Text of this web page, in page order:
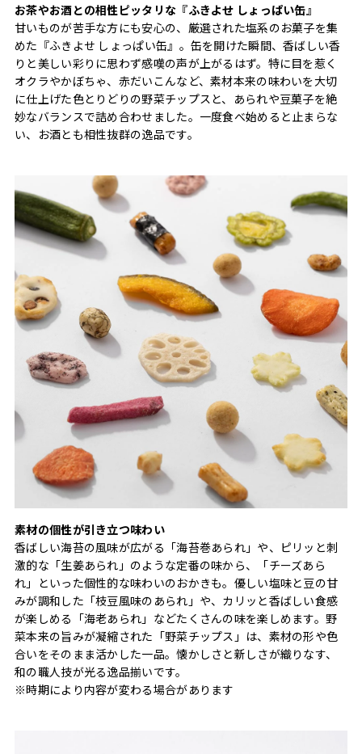
お茶やお酒との相性ピッタリな『ふきよせ しょっぱい缶』
甘いものが苦手な方にも安心の、厳選された塩系のお菓子を集
めた『ふきよせ しょっぱい缶』。缶を開けた瞬間、香ばしい香
りと美しい彩りに思わず感嘆の声が上がるはず。特に目を惹く
オクラやかぼちゃ、赤だいこんなど、素材本来の味わいを大切
に仕上げた色とりどりの野菜チップスと、あられや豆菓子を絶
妙なバランスで詰め合わせました。一度食べ始めると止まらな
い、お酒とも相性抜群の逸品です。
素材の個性が引き立つ味わい
香ばしい海苔の風味が広がる「海苔巻あられ」や、ピリッと刺
激的な「生姜あられ」のような定番の味から、「チーズあら
れ」といった個性的な味わいのおかきも。優しい塩味と豆の甘
みが調和した「枝豆風味のあられ」や、カリッと香ばしい食感
が楽しめる「海老あられ」などたくさんの味を楽しめます。野
菜本来の旨みが凝縮された「野菜チップス」は、素材の形や色
合いをそのまま活かした一品。懐かしさと新しさが織りなす、
和の職人技が光る逸品揃いです。
※時期により内容が変わる場合があります